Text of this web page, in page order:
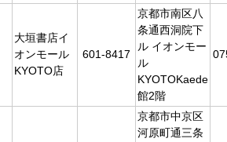
大垣書店イ
オンモール
KYOTO店
601-8417
京都市南区八
条通西洞院下
ル イオンモー
ル
KYOTOKaede
館2階
京都市中京区
河原町通三条